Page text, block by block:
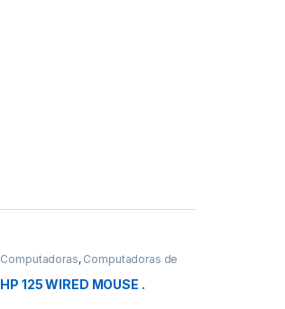
Computadoras, Computadoras de
Escritorio
HP 125 WIRED MOUSE .